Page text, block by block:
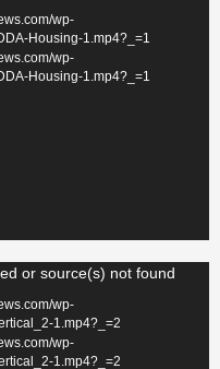
wp-
Housing-1.mp4?_=1
wp-
Housing-1.mp4?_=1
or source(s) not found
wp-
1.mp4?_=2
wp-
1.mp4?_=2